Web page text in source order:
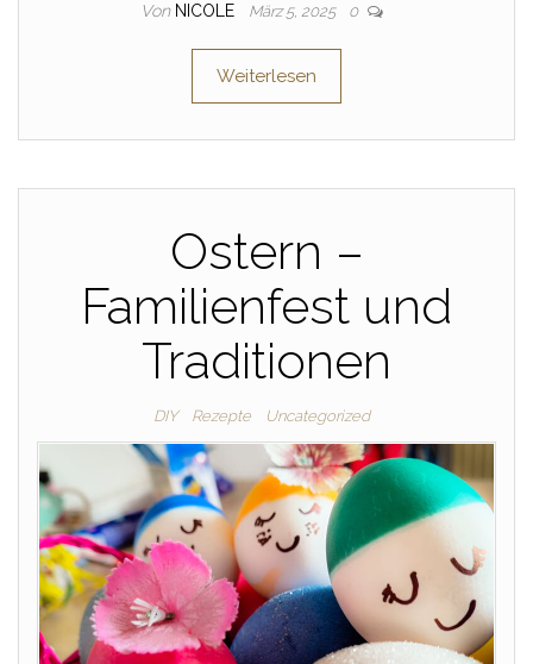
Von NICOLE März 5, 2025 0
Weiterlesen
Ostern –
Familienfest und
Traditionen
DIY Rezepte Uncategorized